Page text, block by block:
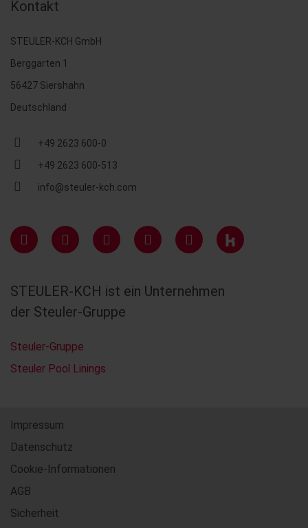
Kontakt
STEULER-KCH GmbH
Berggarten 1
56427 Siershahn
Deutschland
+49 2623 600-0
+49 2623 600-513
info@steuler-kch.com
STEULER-KCH ist ein Unternehmen
der Steuler-Gruppe
Steuler-Gruppe
Steuler Pool Linings
Impressum
Datenschutz
Cookie-Informationen
AGB
Sicherheit